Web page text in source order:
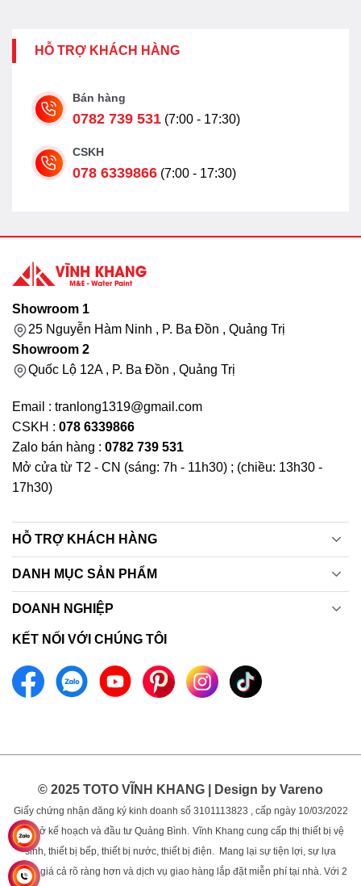
HỖ TRỢ KHÁCH HÀNG
Bán hàng
0782 739 531 (7:00 - 17:30)
CSKH
078 6339866 (7:00 - 17:30)
Showroom 1
25 Nguyễn Hàm Ninh , P. Ba Đồn , Quảng Trị
Showroom 2
Quốc Lộ 12A , P. Ba Đồn , Quảng Trị
Email : tranlong1319@gmail.com
CSKH : 078 6339866
Zalo bán hàng : 0782 739 531
Mở cửa từ T2 - CN (sáng: 7h - 11h30) ; (chiều: 13h30 -
17h30)
HỖ TRỢ KHÁCH HÀNG
DANH MỤC SẢN PHẨM
DOANH NGHIỆP
KẾT NỐI VỚI CHÚNG TÔI
© 2025 TOTO VĨNH KHANG | Design by Vareno
Giấy chứng nhận đăng ký kinh doanh số 3101113823 , cấp ngày 10/03/2022
bởi sở kế hoạch và đầu tư Quảng Bình. Vĩnh Khang cung cấp thị thiết bị vệ
sinh, thiết bị bếp, thiết bị nước, thiết bị điện. Mang lại sự tiện lợi, sự lựa
chọn, giá cả rõ ràng hơn và dịch vụ giao hàng lắp đặt miễn phí tại nhà. Với 2